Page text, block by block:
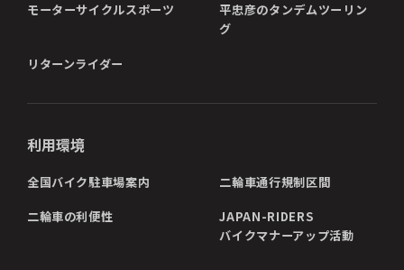
モーターサイクルスポーツ
平忠彦のタンデムツーリン
グ
リターンライダー
利用環境
全国バイク駐車場案内 二輪車通行規制区間
二輪車の利便性
JAPAN-RIDERS
バイクマナーアップ活動